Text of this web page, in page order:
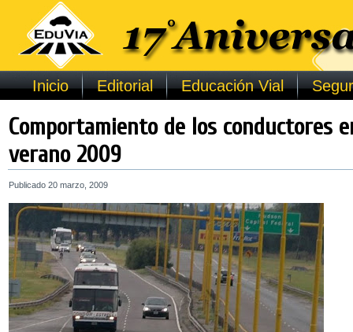
Inicio Editorial Educación Vial
Comportamiento de los conductores
verano 2009
Publicado 20 marzo, 2009